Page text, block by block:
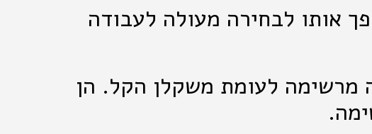
אותו לבחירה מעולה לעבודה
מרשימה לעומת משקלן הקל. הן